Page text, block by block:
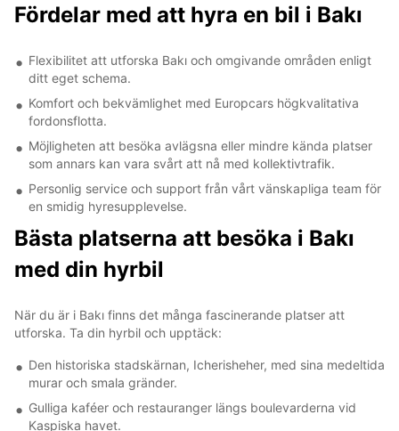
Fördelar med att hyra en bil i Bakı
Flexibilitet att utforska Bakı och omgivande områden enligt
ditt eget schema.
Komfort och bekvämlighet med Europcars högkvalitativa
fordonsflotta.
Möjligheten att besöka avlägsna eller mindre kända platser
som annars kan vara svårt att nå med kollektivtrafik.
Personlig service och support från vårt vänskapliga team för
en smidig hyresupplevelse.
Bästa platserna att besöka i Bakı
med din hyrbil
När du är i Bakı finns det många fascinerande platser att
utforska. Ta din hyrbil och upptäck:
Den historiska stadskärnan, Icherisheher, med sina medeltida
murar och smala gränder.
Gulliga kaféer och restauranger längs boulevarderna vid
Kaspiska havet.